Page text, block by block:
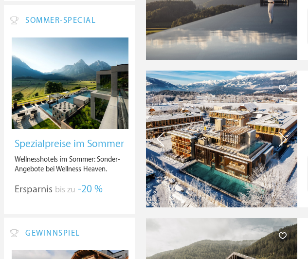
SOMMER-SPECIAL
Spezialpreise im Sommer
Wellnesshotels im Sommer: Sonder-
Angebote bei Wellness Heaven.
Ersparnis bis zu -20 %
GEWINNSPIEL